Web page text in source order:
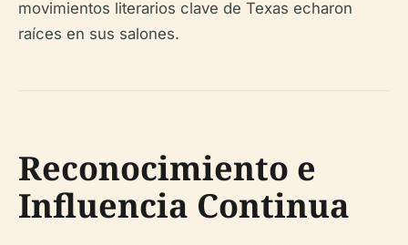
movimientos literarios clave de Texas echaron
raíces en sus salones.
Reconocimiento e
Influencia Continua